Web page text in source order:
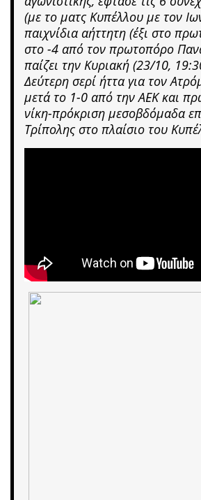
(με το ματς Κυπέλλου με τον
παιχνίδια αήττητη (έξι στο
στο -4 από τον πρωτοπόρο
παίζει την Κυριακή (23/10,
Δεύτερη σερί ήττα για τον
μετά το 1-0 από την ΑΕΚ και
νίκη-πρόκριση μεσοβδόμαδα
Τρίπολης στο πλαίσιο του